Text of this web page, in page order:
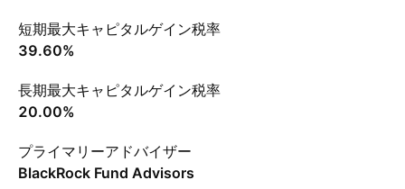
短期最大キャピタルゲイン税率
39.60%
長期最大キャピタルゲイン税率
20.00%
プライマリーアドバイザー
BlackRock Fund Advisors